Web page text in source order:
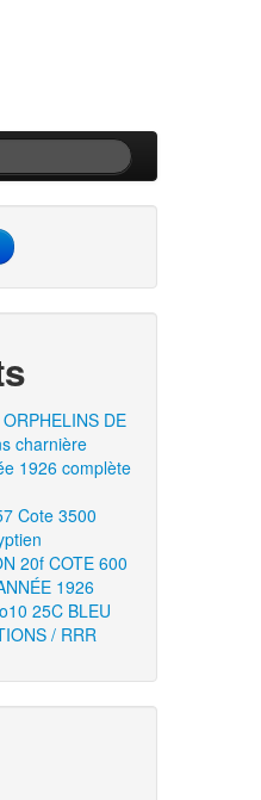
DE
charnière
1926 complète
Cote 3500
20f COTE 600
1926
25C BLEU
/ RRR